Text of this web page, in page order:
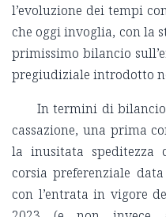
l’evoluzione dei tempi
che oggi invoglia, con la
primissimo bilancio
pregiudiziale introdotto
In termini di
cassazione, una prima
la inusitata speditezza
corsia preferenziale
con l’entrata in vigore